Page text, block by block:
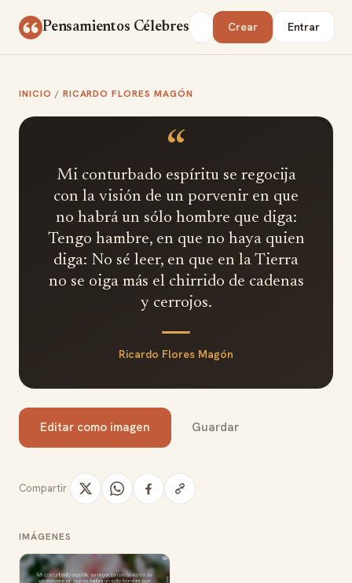
Pensamientos Célebres Buscar Crear Entrar
INICIO / RICARDO FLORES MAGÓN
“
Mi conturbado espíritu se regocija
con la visión de un porvenir en que
no habrá un sólo hombre que diga:
Tengo hambre, en que no haya quien
diga: No sé leer, en que en la Tierra
no se oiga más el chirrido de cadenas
y cerrojos.
Ricardo Flores Magón
Editar como imagen Guardar
Compartir
IMÁGENES